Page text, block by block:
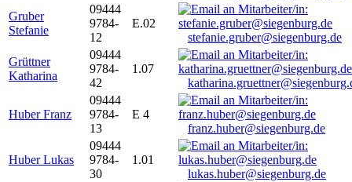
Gruber
Stefanie
09444
9784-
12
E.02
stefanie.gruber@siegenburg.de
Grüttner
Katharina
09444
9784-
42
1.07
Huber Franz
09444
9784-
13
E 4
franz.huber@siegenburg.de
Huber Lukas
09444
9784-
30
1.01
lukas.huber@siegenburg.de